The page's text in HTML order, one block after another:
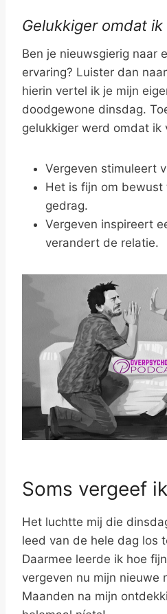
Gelukkiger omdat
Ben je nieuwsgierig naar
ervaring? Luister dan
hierin vertel ik je mijn
doodgewone dinsdag.
gelukkiger werd omdat ik
Vergeven stimuleert
Het is fijn om bewust
gedrag.
Vergeven inspireert
verandert de relatie.
Soms vergeef
Het luchtte mij die
leed van de hele dag los
Daarmee leerde ik hoe
vergeven nu mijn nieuwe
Maanden na mijn